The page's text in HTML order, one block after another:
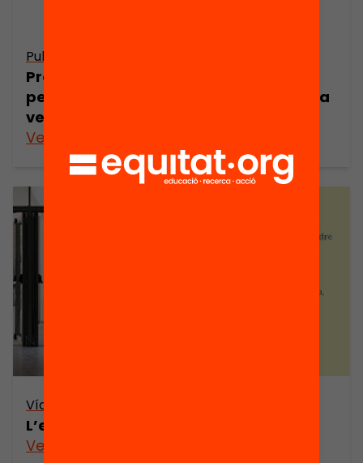
Publicació
Presentació: Quines estratègies calen
per atendre la diversitat d’una manera
veritablement inclusiva?
Veure’n més
Vídeo
L’escola no és per a tu
Veure’n més